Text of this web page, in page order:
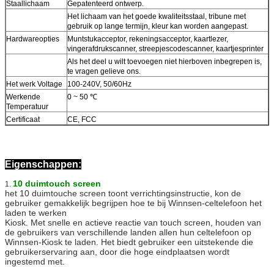
Staallichaam
Gepatenteerd ontwerp.
Het lichaam van het goede kwaliteitsstaal, tribune met
gebruik op lange termijn, kleur kan worden aangepast.
Hardwareopties
Muntstukacceptor, rekeningsacceptor, kaartlezer,
vingerafdrukscanner, streepjescodescanner, kaartjesprinter
Als het deel u wilt toevoegen niet hierboven inbegrepen is,
te vragen gelieve ons.
Het werk Voltage
100-240V, 50/60Hz
Werkende
Temperatuur
0 ~ 50 ℃
Certificaat CE, FCC
Eigenschappen:
1. 10 duimtouch screen
het 10 duimtouche screen toont verrichtingsinstructie, kon de
gebruiker gemakkelijk begrijpen hoe te bij Winnsen-celtelefoon het
laden te werken
Kiosk. Met snelle en actieve reactie van touch screen, houden van
de gebruikers van verschillende landen allen hun celtelefoon op
Winnsen-Kiosk te laden. Het biedt gebruiker een uitstekende die
gebruikerservaring aan, door die hoge eindplaatsen wordt
ingestemd met.